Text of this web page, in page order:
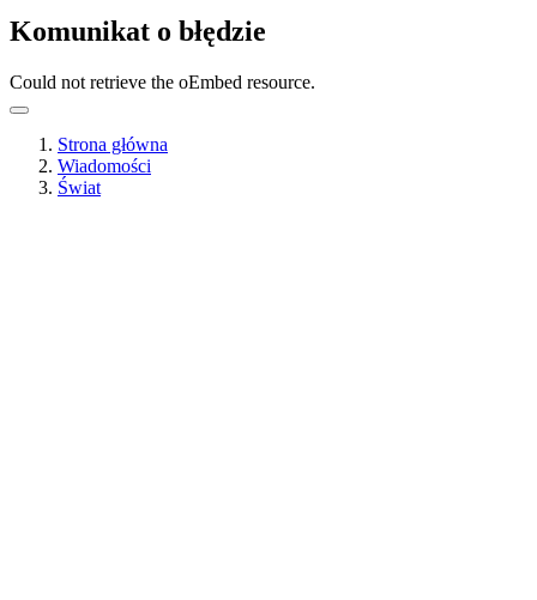
Komunikat o błędzie
Could not retrieve the oEmbed resource.
Strona główna
Wiadomości
Świat